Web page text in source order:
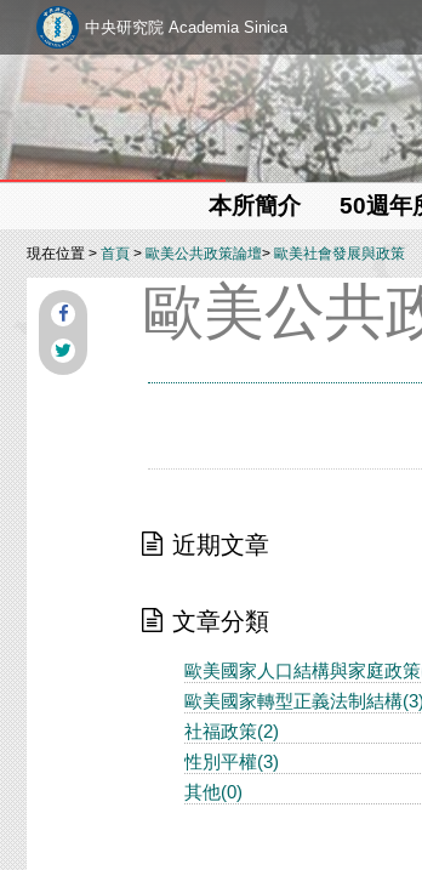
中央研究院 Academia Sinica
本所簡介 50週年
現在位置 >首頁>歐美公共政策論壇>歐美社會發展與政策
歐美公共
近期文章
文章分類
歐美國家人口結構與家庭政
歐美國家轉型正義法制結構(3)
社福政策(2)
性別平權(3)
其他(0)